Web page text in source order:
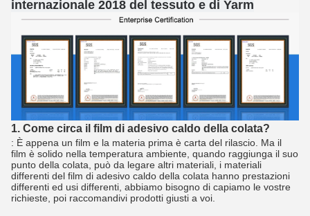
internazionale 2018 del tessuto e di Yarm
1. Come circa il film di adesivo caldo della colata?
: È appena un film e la materia prima è carta del rilascio. Ma il
film è solido nella temperatura ambiente, quando raggiunga il suo
punto della colata, può da legare altri materiali, i materiali
differenti del film di adesivo caldo della colata hanno prestazioni
differenti ed usi differenti, abbiamo bisogno di capiamo le vostre
richieste, poi raccomandivi prodotti giusti a voi.